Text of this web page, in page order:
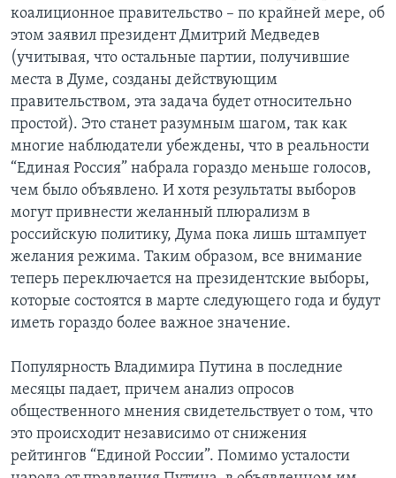
коалиционное правительство – по крайней мере, об
этом заявил президент Дмитрий Медведев
(учитывая, что остальные партии, получившие
места в Думе, созданы действующим
правительством, эта задача будет относительно
простой). Это станет разумным шагом, так как
многие наблюдатели убеждены, что в реальности
“Единая Россия” набрала гораздо меньше голосов,
чем было объявлено. И хотя результаты выборов
могут привнести желанный плюрализм в
российскую политику, Дума пока лишь штампует
желания режима. Таким образом, все внимание
теперь переключается на президентские выборы,
которые состоятся в марте следующего года и будут
иметь гораздо более важное значение.
Популярность Владимира Путина в последние
месяцы падает, причем анализ опросов
общественного мнения свидетельствует о том, что
это происходит независимо от снижения
рейтингов “Единой России”. Помимо усталости